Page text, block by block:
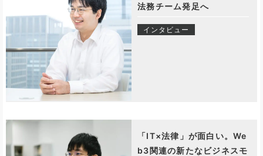
法務チーム発足へ
インタビュー
「IT×法律」が面白い。We
b3関連の新たなビジネスモ